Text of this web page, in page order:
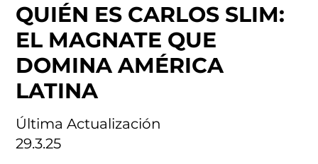
Última Actualización
29.3.25
QUIÉN ES CARLOS SLIM:
EL MAGNATE QUE
DOMINA AMÉRICA
LATINA